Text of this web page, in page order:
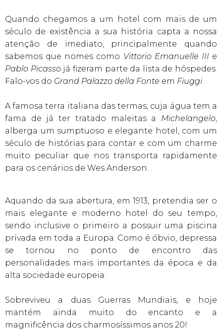
Quando chegamos a um hotel com mais de um
século de existência a sua história capta a nossa
atenção de imediato, principalmente quando
sabemos que nomes como Vittorio Emanuelle III e
Pablo Picassojá fizeram parte da lista de hóspedes.
Falo-vos do Grand Palazzo della Fonte em Fiuggi
A famosa terra italiana das termas, cuja água tem a
fama de já ter tratado maleitas a Michelangelo
alberga um sumptuoso e elegante hotel, com um
século de histórias para contar e com um charme
muito peculiar que nos transporta rapidamente
para os cenários de Wes Anderson.
Aquando da sua abertura, em 1913, pretendia ser o
mais elegante e moderno hotel do seu tempo,
sendo inclusive o primeiro a possuir uma piscina
privada em toda a Europa. Como é óbvio, depressa
se tornou no ponto de encontro das
personalidades mais importantes da época e da
alta sociedade europeia.
Sobreviveu a duas Guerras Mundiais, e hoje
mantém ainda muito do encanto e a
magnificência dos charmosíssimos anos 20!